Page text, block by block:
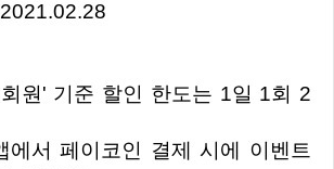
에서 페이코인 결제 시에 이벤트